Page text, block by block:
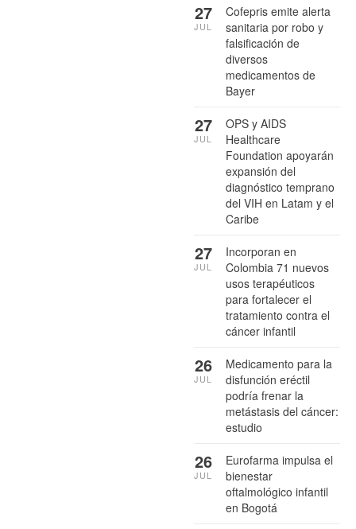
Cofepris emite alerta
sanitaria por robo y
falsificación de
diversos
medicamentos de
Bayer
27
JUL
OPS y AIDS
Healthcare
Foundation apoyarán
expansión del
diagnóstico temprano
del VIH en Latam y el
Caribe
27
JUL
Incorporan en
Colombia 71 nuevos
usos terapéuticos
para fortalecer el
tratamiento contra el
cáncer infantil
27
JUL
Medicamento para la
disfunción eréctil
podría frenar la
metástasis del cáncer:
estudio
26
JUL
Eurofarma impulsa el
bienestar
oftalmológico infantil
en Bogotá
26
JUL